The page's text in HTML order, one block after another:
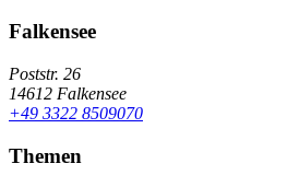
Falkensee
Poststr. 26
14612 Falkensee
+49 3322 8509070
Themen